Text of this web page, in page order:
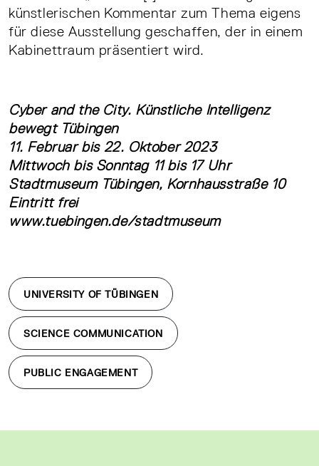
künstlerischen Kommentar zum Thema eigens
für diese Ausstellung geschaffen, der in einem
Kabinettraum präsentiert wird.
Cyber and the City. Künstliche Intelligenz
bewegt Tübingen
11. Februar bis 22. Oktober 2023
Mittwoch bis Sonntag 11 bis 17 Uhr
Stadtmuseum Tübingen, Kornhausstraße 10
Eintritt frei
www.tuebingen.de/stadtmuseum
UNIVERSITY OF TÜBINGEN
SCIENCE COMMUNICATION
PUBLIC ENGAGEMENT